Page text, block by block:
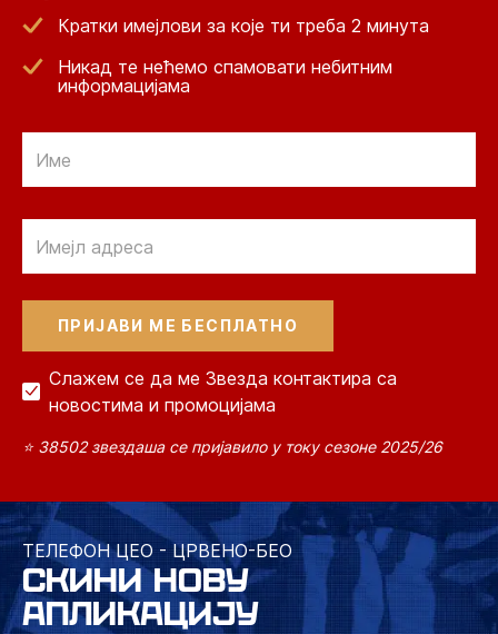
Кратки имејлови за које ти треба 2 минута
Никад те нећемо спамовати небитним
информацијама
Слажем се да ме Звезда контактира са
новостима и промоцијама
⭐ 38502 звездаша се пријавило у току сезоне 2025/26
ТЕЛЕФОН ЦЕО - ЦРВЕНО-БЕО
СКИНИ НОВУ
АПЛИКАЦИЈУ